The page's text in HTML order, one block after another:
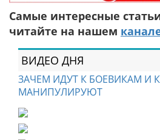
Самые интересные
читайте на нашем
ВИДЕО ДНЯ
ЗАЧЕМ ИДУТ К БОЕВИКАМ И
МАНИПУЛИРУЮТ